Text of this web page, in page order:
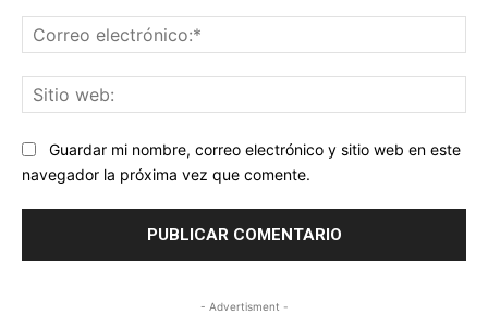
Guardar mi nombre, correo electrónico y sitio web en este
navegador la próxima vez que comente.
- Advertisment -